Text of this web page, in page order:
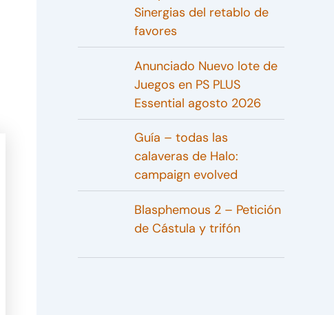
Sinergias del retablo de
favores
Anunciado Nuevo lote de
Juegos en PS PLUS
Essential agosto 2026
Guía – todas las
calaveras de Halo:
campaign evolved
Blasphemous 2 – Petición
de Cástula y trifón